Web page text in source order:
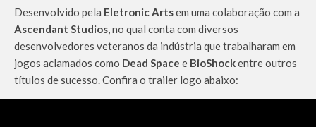
Desenvolvido pela Eletronic Artsem uma colaboração com a
Ascendant Studios , no qual conta com diversos
desenvolvedores veteranos da indústria que trabalharam em
jogos aclamados como Dead Space e BioShockentre outros
títulos de sucesso. Confira o trailer logo abaixo: